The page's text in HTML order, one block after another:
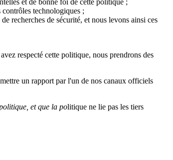
et de bonne foi de cette politique ;
technologiques ;
recherches de sécurité, et nous levons ainsi ces
respecté cette politique, nous prendrons des
un rapport par l'un de nos canaux officiels
et que la politique ne lie pas les tiers